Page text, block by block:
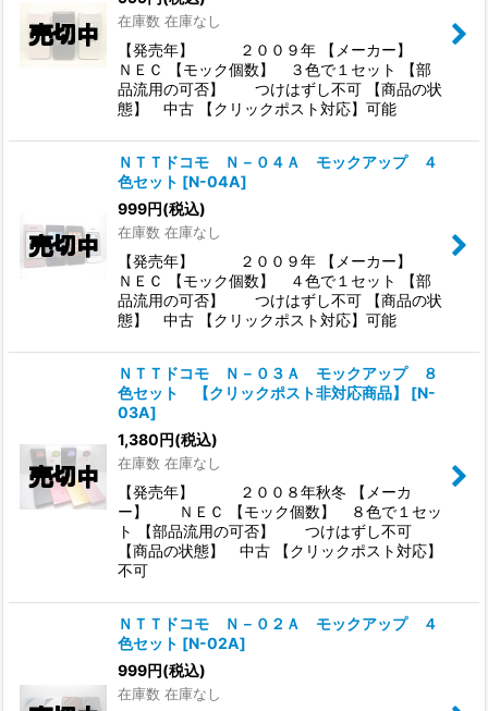
在庫数 在庫なし
【発売年】 ２００９年 【メーカー】
ＮＥＣ 【モック個数】 ３色で１セット 【部
品流用の可否】 つけはずし不可 【商品の状
態】 中古 【クリックポスト対応】可能
ＮＴＴドコモ Ｎ－０４Ａ モックアップ ４
色セット [N-04A]
999円(税込)
在庫数 在庫なし
【発売年】 ２００９年 【メーカー】
ＮＥＣ 【モック個数】 ４色で１セット 【部
品流用の可否】 つけはずし不可 【商品の状
態】 中古 【クリックポスト対応】可能
ＮＴＴドコモ Ｎ－０３Ａ モックアップ ８
色セット 【クリックポスト非対応商品】
[N-
03A]
1,380円(税込)
在庫数 在庫なし
【発売年】 ２００８年秋冬 【メーカ
ー】 ＮＥＣ 【モック個数】 ８色で１セッ
ト 【部品流用の可否】 つけはずし不可
【商品の状態】 中古 【クリックポスト対応】
不可
ＮＴＴドコモ Ｎ－０２Ａ モックアップ ４
色セット [N-02A]
999円(税込)
在庫数 在庫なし